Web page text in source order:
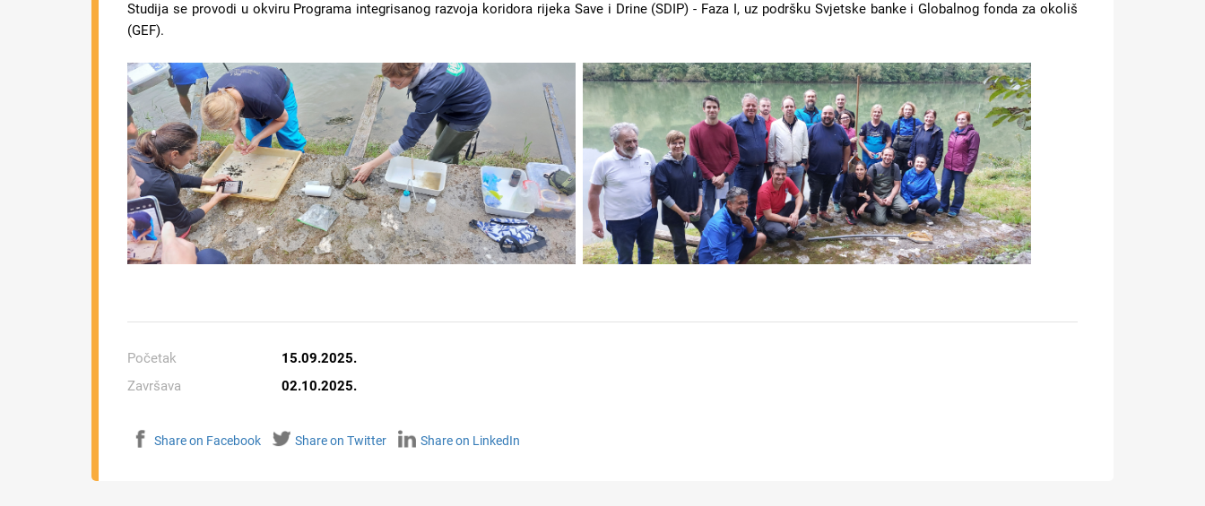
Studija se provodi u okviru Programa integrisanog razvoja koridora rijeka Save i Drine (SDIP) - Faza I, uz podršku Svjetske banke i Globalnog fonda za okoliš
(GEF).
Početak
15.09.2025.
Završava
02.10.2025.
Share on Facebook Share on Twitter Share on LinkedIn